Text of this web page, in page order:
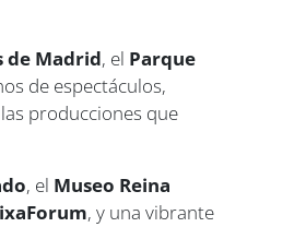
de Madrid, el Parque
de espectáculos,
las producciones que
, el Museo Reina
, y una vibrante